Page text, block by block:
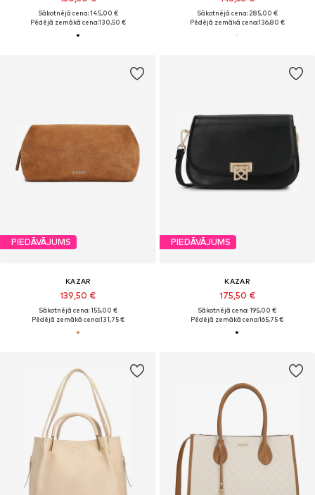
Sākotnējā cena: 145,00 €
Pēdējā zemākā cena:130,50 €
Sākotnējā cena: 285,00 €
Pēdējā zemākā cena:136,80 €
PIEDĀVĀJUMS
KAZAR
139,50 €
Sākotnējā cena: 155,00 €
Pēdējā zemākā cena:131,75 €
PIEDĀVĀJUMS
KAZAR
175,50 €
Sākotnējā cena: 195,00 €
Pēdējā zemākā cena:165,75 €